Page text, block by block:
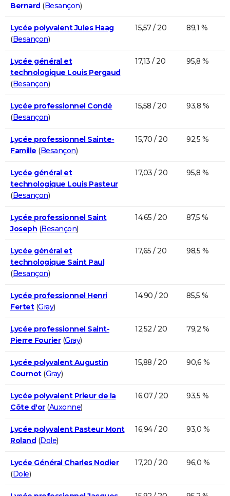
Bernard(Besançon)
Lycée polyvalent Jules Haag
(Besançon)
15,57 / 20 89,1 %
Lycée général et
technologique Louis Pergaud
(Besançon)
17,13 / 20 95,8 %
Lycée professionnel Condé
(Besançon)
15,58 / 20 93,8 %
Lycée professionnel Sainte-
Famille (Besançon)
15,70 / 20 92,5 %
Lycée général et
technologique Louis Pasteur
(Besançon)
17,03 / 20 95,8 %
Lycée professionnel Saint
Joseph (Besançon)
14,65 / 20 87,5 %
Lycée général et
technologique Saint Paul
(Besançon)
17,65 / 20 98,5 %
Lycée professionnel Henri
Fertet(Gray)
14,90 / 20 85,5 %
Lycée professionnel Saint-
Pierre Fourier(Gray)
12,52 / 20 79,2 %
Lycée polyvalent Augustin
Cournot(Gray)
15,88 / 20 90,6 %
Lycée polyvalent Prieur de la
Côte d'or(Auxonne)
16,07 / 20 93,5 %
Lycée polyvalent Pasteur Mont
Roland(Dole)
16,94 / 20 93,0 %
Lycée Général Charles Nodier
(Dole)
17,20 / 20 96,0 %